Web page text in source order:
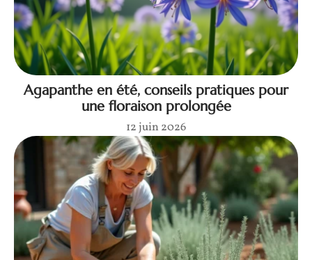
Agapanthe en été, conseils pratiques pour
une floraison prolongée
12 juin 2026